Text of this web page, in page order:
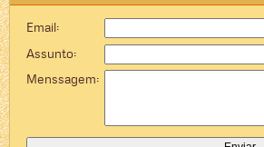
Email:
Assunto:
Menssagem: